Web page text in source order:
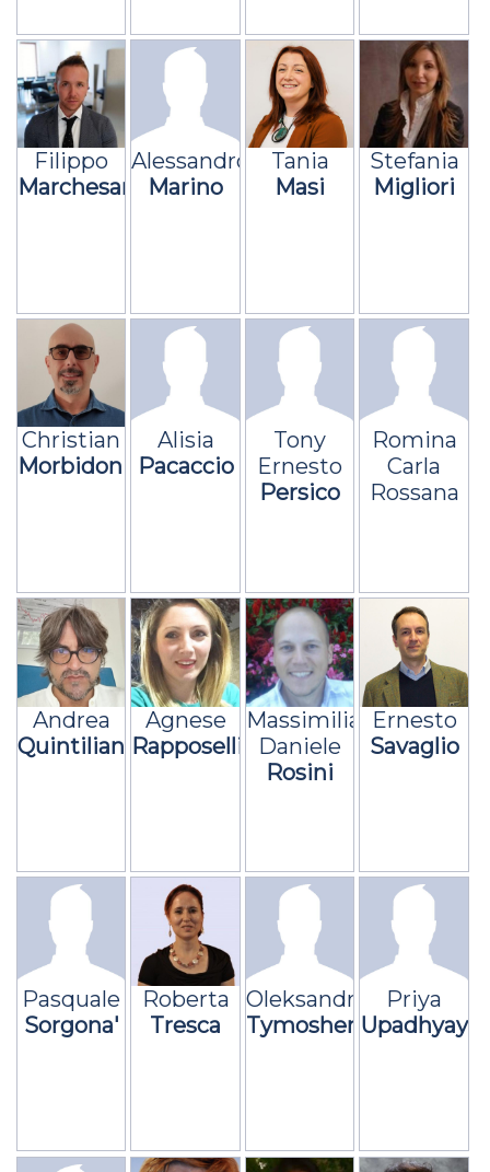
Filippo
Marchesani
Alessandro
Marino
Tania
Masi
Stefania
Migliori
Christian
Morbidoni
Alisia
Pacaccio
Tony
Ernesto
Persico
Romina
Carla
Rossana
Andrea
Quintiliani
Agnese
Rapposelli
Massimiliano
Daniele
Rosini
Ernesto
Savaglio
Pasquale
Sorgona'
Roberta
Tresca
Oleksandra
Tymoshenko
Priya
Upadhyay